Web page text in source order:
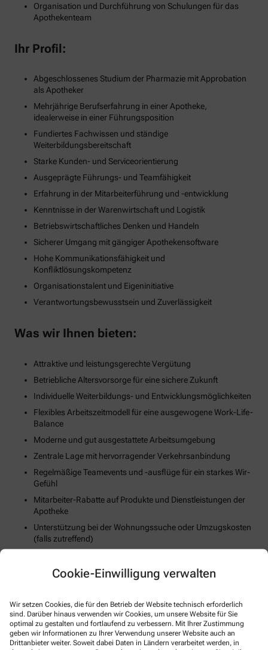
Cookie-Einwilligung verwalten
Wir setzen Cookies, die für den Betrieb der Website technisch erforderlich
sind. Darüber hinaus verwenden wir Cookies, um unsere Website für Sie
optimal zu gestalten und fortlaufend zu verbessern. Mit Ihrer Zustimmung
geben wir Informationen zu Ihrer Verwendung unserer Website auch an
Drittanbieter weiter. Soweit dabei Daten in Ländern verarbeitet werden, in
Organisation und Durchführung von Schulungen für das
Apothekenteam
Ihr Profil:
Abgeschlossenes Studium der Pharmazie mit Approbation
als Apotheker
Mehrjährige Berufserfahrung in einer Apotheke,
idealerweise in einer Führungsposition
Fundiertes Fachwissen und ständige
Weiterbildungsbereitschaft
Starke Kunden- und Serviceorientierung
Ausgeprägte Führungs- und Teamfähigkeit
Erfahrung in der Mitarbeiterführung und -entwicklung
Kenntnisse in der Warenwirtschaft und Logistik
Betriebswirtschaftliches Denken und Handeln
Sicherer Umgang mit gängiger Apothekensoftware
Hohe Kommunikationsfähigkeit und
Konfliktlösungskompetenz
Organisationstalent und Eigeninitiative
Verantwortungsbewusstsein und Zuverlässigkeit
Was wir Ihnen bieten:
Attraktive und leistungsgerechte Vergütung
Betriebliche Altersvorsorge für eine sichere Zukunft
Individuelle Weiterbildungs- und Entwicklungsmöglichkeiten
Flexibles Arbeitszeitmodell für eine ausgewogene Work-Life-
Balance
Moderne und gut ausgestattete Arbeitsumgebung
Zentrale Lage mit hervorragender Verkehrsanbindung
Regelmäßige Teamevents und -ausflüge für ein starkes Wir-
Gefühl
Mitarbeiter-Rabatte auf Produkte und Dienstleistungen der
Apotheke
Unterstützung bei der Wohnungssuche oder Umzugskosten
(falls zutreffend)
Gesundheits- und Fitnessangebote zur Stärkung des
körperlichen Wohlbefindens
So können Sie sich bewerben
E-Mail